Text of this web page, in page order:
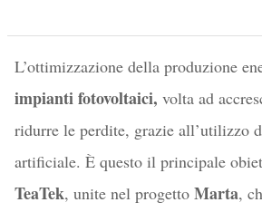
L’ottimizzazione della produzione
impianti fotovoltaici, volta ad
ridurre le perdite, grazie all’utilizzo
artificiale. È questo il principale
TeaTek, unite nel progetto Marta,